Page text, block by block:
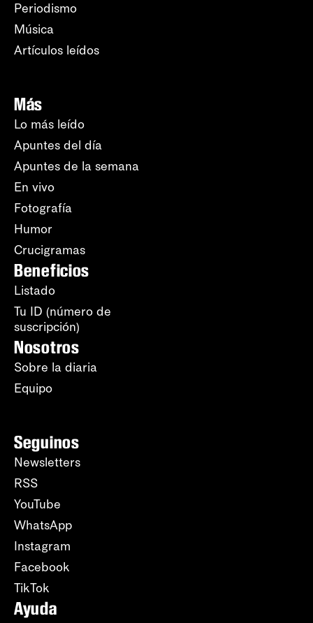
Periodismo
Música
Artículos leídos
Más
Lo más leído
Apuntes del día
Apuntes de la semana
En vivo
Fotografía
Humor
Crucigramas
Beneficios
Listado
Tu ID (número de
suscripción)
Nosotros
Sobre la diaria
Equipo
Seguinos
Newsletters
RSS
YouTube
WhatsApp
Instagram
Facebook
TikTok
Ayuda